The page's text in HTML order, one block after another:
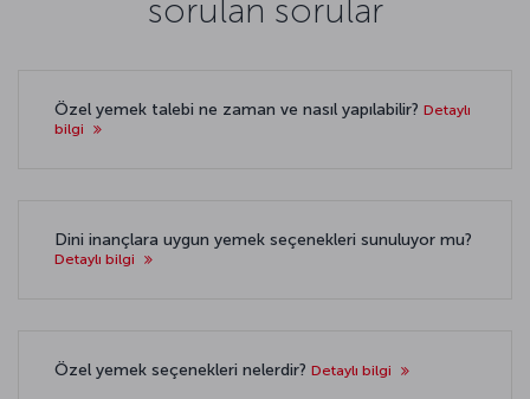
sorulan sorular
Özel yemek talebi ne zaman ve nasıl yapılabilir? Detaylı
bilgi
Dini inançlara uygun yemek seçenekleri sunuluyor mu?
Detaylı bilgi
Özel yemek seçenekleri nelerdir? Detaylı bilgi